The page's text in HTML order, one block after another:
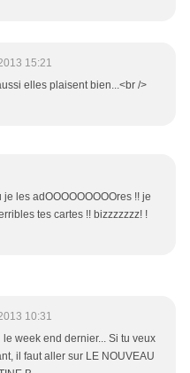
15:21
elles plaisent bien...<br />
les adOOOOOOOOOres !! je
tes cartes !! bizzzzzzz! !
10:31
week end dernier... Si tu veux
il faut aller sur LE NOUVEAU